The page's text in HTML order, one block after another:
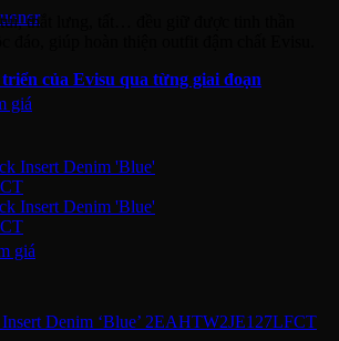
thắt lưng, tất… đều giữ được tinh thần
của Evisu qua từng giai đoạn
Denim ‘Blue’ 2EAHTW2JE127LFCT